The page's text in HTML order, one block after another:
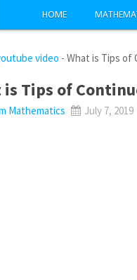
HOME
video -What is Tips of
is Tips of
Mathematics July 7, 2019